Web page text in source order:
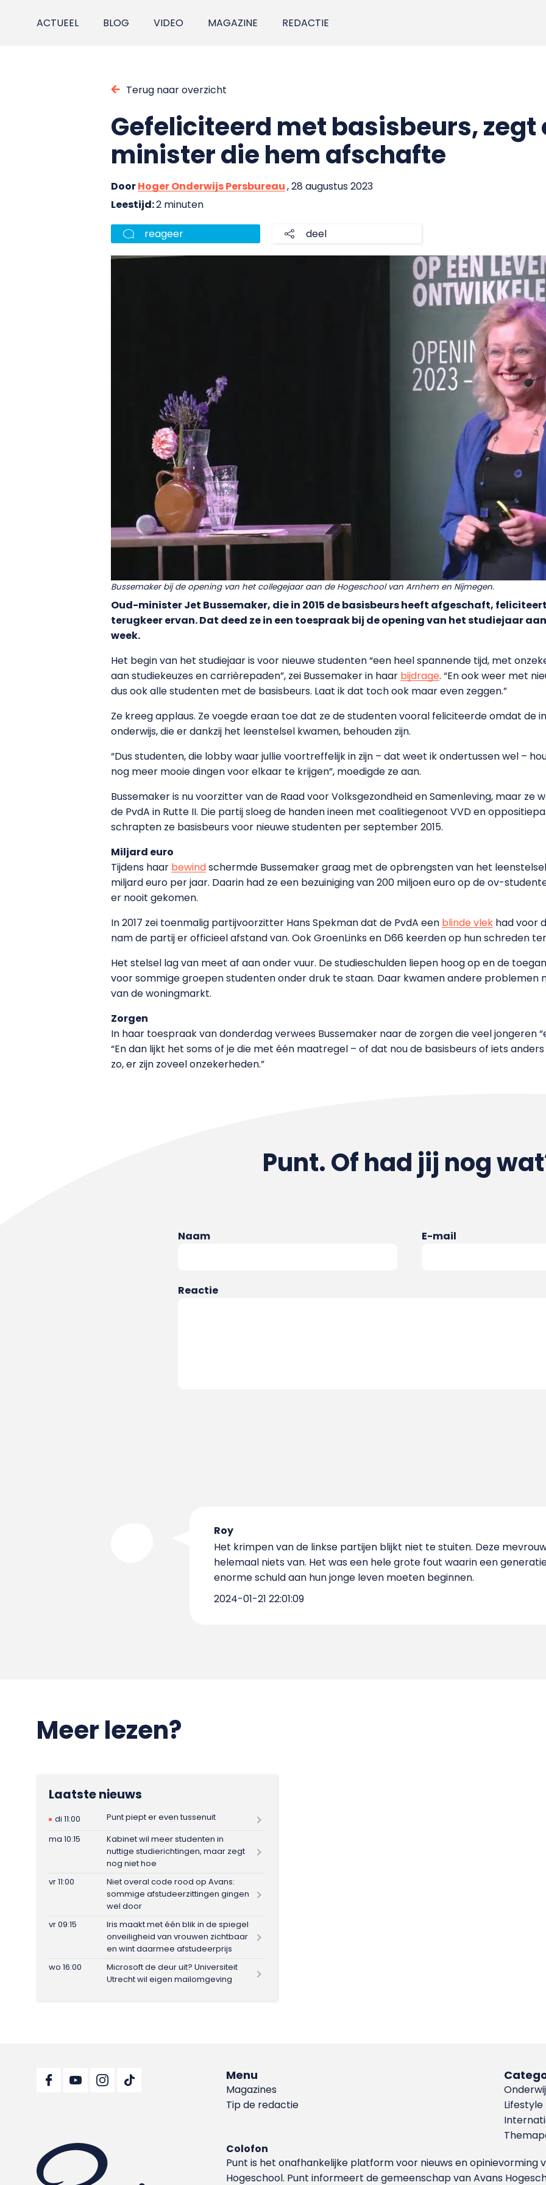
ACTUEEL BLOG VIDEO MAGAZINE REDACTIE
Terug naar overzicht
Gefeliciteerd met basisbeurs,
minister die hem afschafte
DoorHoger Onderwijs Persbureau, 28 augustus 2023
Leestijd:2 minuten
reageer deel
Bussemaker bij de opening van het collegejaar aan de Hogeschool van Arnhem en Nijmegen.
Oud-minister Jet Bussemaker, die in 2015 de basisbeurs heeft afgeschaft,
terugkeer ervan. Dat deed ze in een toespraak bij de opening van het studiejaar
week.
Het begin van het studiejaar is voor nieuwe studenten “een heel spannende tijd, met
aan studiekeuzes en carrièrepaden”, zei Bussemaker in haar bijdrage. “En ook weer met
dus ook alle studenten met de basisbeurs. Laat ik dat toch ook maar even zeggen.”
Ze kreeg applaus. Ze voegde eraan toe dat ze de studenten vooral feliciteerde omdat de
onderwijs, die er dankzij het leenstelsel kwamen, behouden zijn.
“Dus studenten, die lobby waar jullie voortreffelijk in zijn – dat weet ik ondertussen wel –
nog meer mooie dingen voor elkaar te krijgen”, moedigde ze aan.
Bussemaker is nu voorzitter van de Raad voor Volksgezondheid en Samenleving, maar ze
de PvdA in Rutte II. Die partij sloeg de handen ineen met coalitiegenoot VVD en
schrapten ze basisbeurs voor nieuwe studenten per september 2015.
Miljard euro
Tijdens haar bewindschermde Bussemaker graag met de opbrengsten van het
miljard euro per jaar. Daarin had ze een bezuiniging van 200 miljoen euro op de ov-
er nooit gekomen.
In 2017 zei toenmalig partijvoorzitter Hans Spekman dat de PvdA een blinde vlek had voor
nam de partij er officieel afstand van. Ook GroenLinks en D66 keerden op hun schreden
Het stelsel lag van meet af aan onder vuur. De studieschulden liepen hoog op en de
voor sommige groepen studenten onder druk te staan. Daar kwamen andere problemen
van de woningmarkt.
Zorgen
In haar toespraak van donderdag verwees Bussemaker naar de zorgen die veel jongeren
“En dan lijkt het soms of je die met één maatregel – of dat nou de basisbeurs of iets
zo, er zijn zoveel onzekerheden.”
Punt. Of had jij nog
Naam E-mail
Reactie
Roy
Het krimpen van de linkse partijen blijkt niet te stuiten. Deze
helemaal niets van. Het was een hele grote fout waarin een
enorme schuld aan hun jonge leven moeten beginnen.
2024-01-21 22:01:09
Meer lezen?
Laatste nieuws
di 11:00
Punt piept er even tussenuit
ma 10:15
Kabinet wil meer studenten in
nuttige studierichtingen, maar zegt
nog niet hoe
vr 11:00
Niet overal code rood op Avans:
sommige afstudeerzittingen gingen
wel door
vr 09:15
Iris maakt met één blik in de spiegel
onveiligheid van vrouwen zichtbaar
en wint daarmee afstudeerprijs
wo 16:00
Microsoft de deur uit? Universiteit
Utrecht wil eigen mailomgeving
Menu
Magazines
Tip de redactie
Lifestyle
Colofon
Punt is het onafhankelijke platform voor nieuws en
Hoge­school. Punt informeert de gemeenschap van Avans